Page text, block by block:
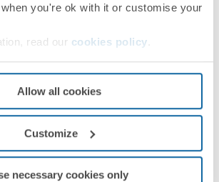
you're ok with it or customise your
read our cookies policy
Allow all cookies
Customize
necessary cookies only
de categoría 6 UTP Simon 75
duda?